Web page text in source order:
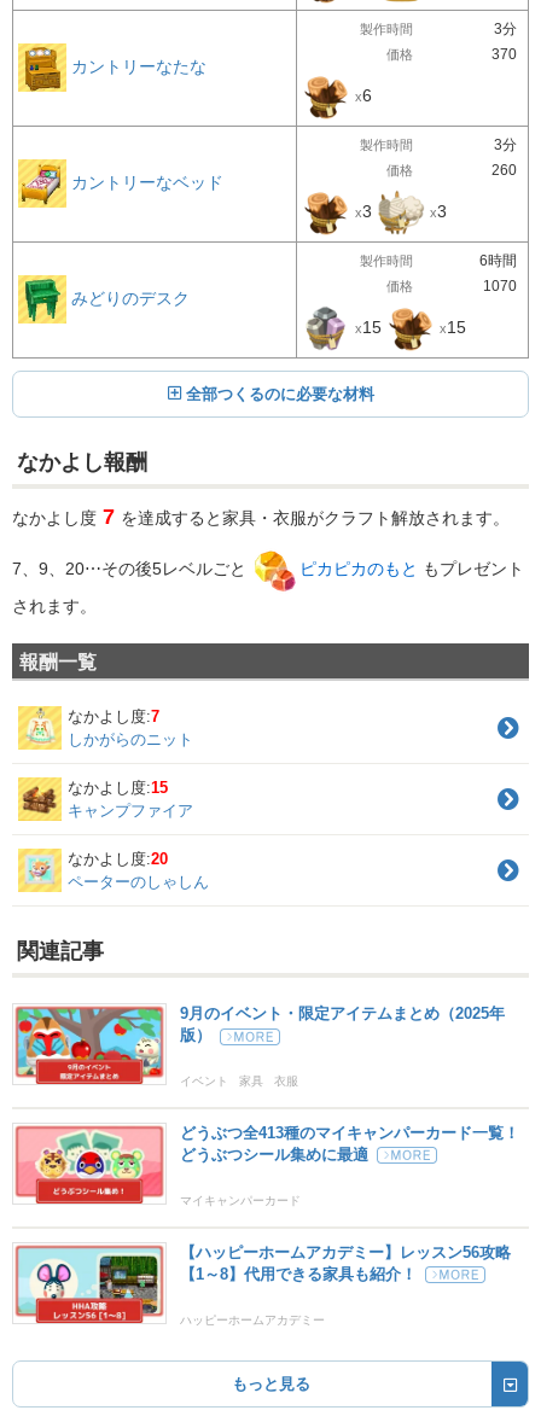
カントリーなたな
製作時間 3分
価格 370
x6
カントリーなベッド
製作時間 3分
価格 260
x3 x3
みどりのデスク
製作時間 6時間
価格 1070
x15 x15
全部つくるのに必要な材料
なかよし報酬
なかよし度 7 を達成すると家具・衣服がクラフト解放されます。
7、9、20⋯その後5レベルごと ピカピカのもと もプレゼント
されます。
報酬一覧
なかよし度:7
しかがらのニット
なかよし度:15
キャンプファイア
なかよし度:20
ペーターのしゃしん
関連記事
9月のイベント・限定アイテムまとめ（2025年
版）
イベント 家具 衣服
どうぶつ全413種のマイキャンパーカード一覧！
どうぶつシール集めに最適
マイキャンパーカード
【ハッピーホームアカデミー】レッスン56攻略
【1～8】代用できる家具も紹介！
ハッピーホームアカデミー
もっと見る